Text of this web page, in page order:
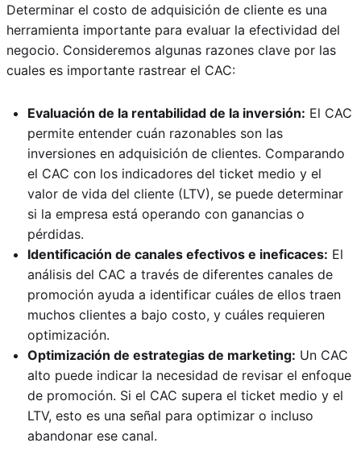
Determinar el costo de adquisición de cliente es una
herramienta importante para evaluar la efectividad del
negocio. Consideremos algunas razones clave por las
cuales es importante rastrear el CAC:
Evaluación de la rentabilidad de la inversión: El CAC
permite entender cuán razonables son las
inversiones en adquisición de clientes. Comparando
el CAC con los indicadores del ticket medio y el
valor de vida del cliente (LTV), se puede determinar
si la empresa está operando con ganancias o
pérdidas.
Identificación de canales efectivos e ineficaces: El
análisis del CAC a través de diferentes canales de
promoción ayuda a identificar cuáles de ellos traen
muchos clientes a bajo costo, y cuáles requieren
optimización.
Optimización de estrategias de marketing: Un CAC
alto puede indicar la necesidad de revisar el enfoque
de promoción. Si el CAC supera el ticket medio y el
LTV, esto es una señal para optimizar o incluso
abandonar ese canal.